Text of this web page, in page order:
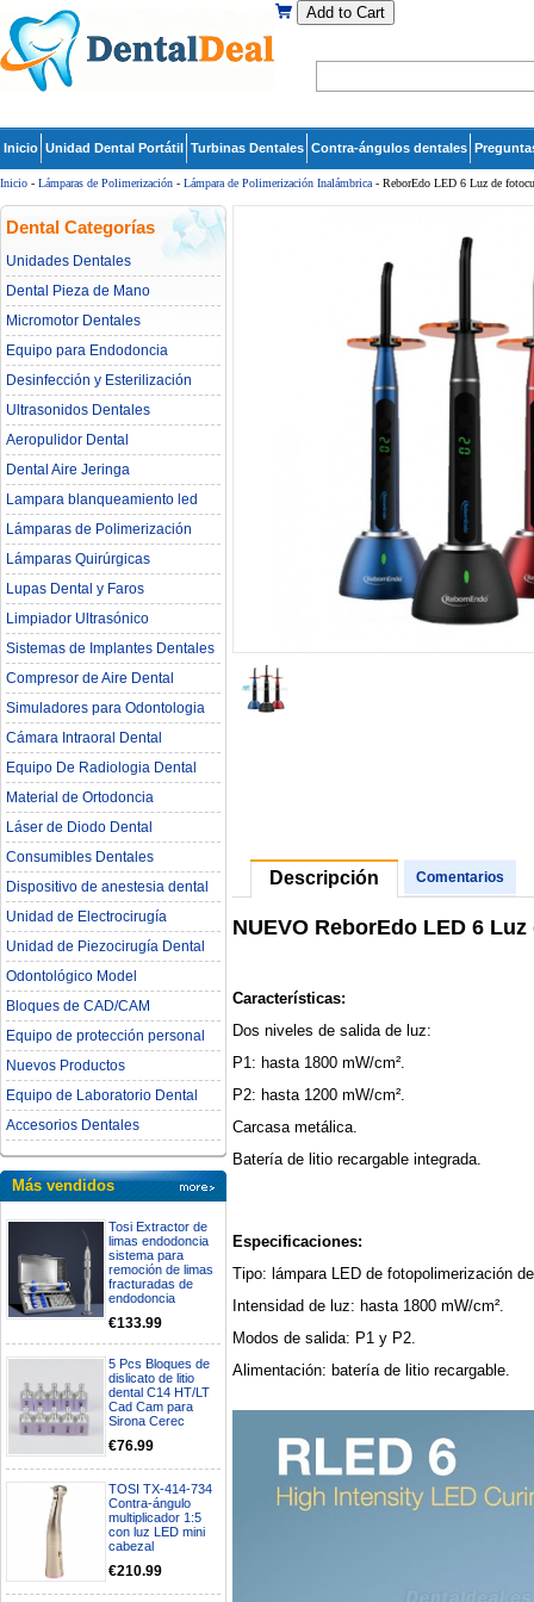
Add to Cart
Inicio Unidad Dental Portátil Turbinas Dentales Contra-ángulos dentales
Inicio - Lámparas de Polimerización - Lámpara de Polimerización Inalámbrica - ReborEdo LED 6 Luz de
Dental Categorías
Unidades Dentales
Dental Pieza de Mano
Micromotor Dentales
Equipo para Endodoncia
Desinfección y Esterilización
Ultrasonidos Dentales
Aeropulidor Dental
Dental Aire Jeringa
Lampara blanqueamiento led
dental
Lámparas de Polimerización
Lámparas Quirúrgicas
Lupas Dental y Faros
Limpiador Ultrasónico
Sistemas de Implantes Dentales
Compresor de Aire Dental
Simuladores para Odontologia
Cámara Intraoral Dental
Equipo De Radiologia Dental‎
Material de Ortodoncia
Láser de Diodo Dental
Consumibles Dentales
Dispositivo de anestesia dental
Unidad de Electrocirugía
Unidad de Piezocirugía Dental
Odontológico Model
Bloques de CAD/CAM
Equipo de protección personal
Nuevos Productos
Equipo de Laboratorio Dental
Accesorios Dentales
Más vendidos
Tosi Extractor de
limas endodoncia
sistema para
remoción de limas
fracturadas de
endodoncia
€133.99
5 Pcs Bloques de
dislicato de litio
dental C14 HT/LT
Cad Cam para
Sirona Cerec
€76.99
TOSI TX-414-734
Contra-ángulo
multiplicador 1:5
con luz LED mini
cabezal
€210.99
Descripción Comentarios
NUEVO ReborEdo LED 6
Características:
Dos niveles de salida de luz:
P1: hasta 1800 mW/cm².
P2: hasta 1200 mW/cm².
Carcasa metálica.
Batería de litio recargable integrada.
Especificaciones:
Tipo: lámpara LED de fotopolimerización
Intensidad de luz: hasta 1800 mW/cm².
Modos de salida: P1 y P2.
Alimentación: batería de litio recargable.